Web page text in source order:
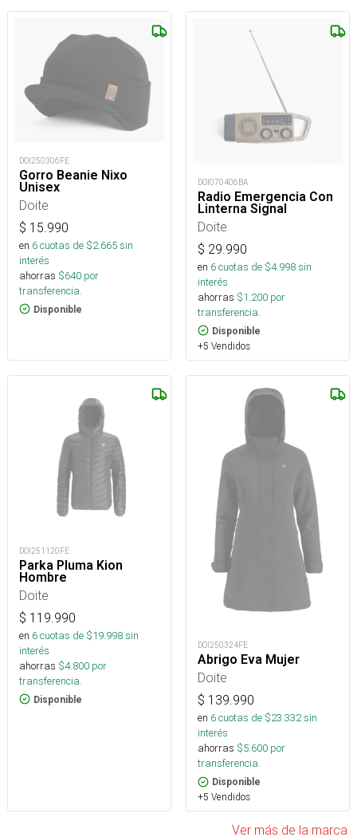
DOI250306FE
Gorro Beanie Nixo
Unisex
Doite
$ 15.990
en 6cuotas de $2.665sin
interés
ahorras $640 por
transferencia.
Disponible
DOI070406BA
Radio Emergencia Con
Linterna Signal
Doite
$ 29.990
en 6cuotas de $4.998sin
interés
ahorras $1.200 por
transferencia.
Disponible
+5 Vendidos
DOI251120FE
Parka Pluma Kion
Hombre
Doite
$ 119.990
en 6cuotas de $19.998sin
interés
ahorras $4.800 por
transferencia.
Disponible
DOI250324FE
Abrigo Eva Mujer
Doite
$ 139.990
en 6cuotas de $23.332sin
interés
ahorras $5.600 por
transferencia.
Disponible
+5 Vendidos
Ver más de la marca